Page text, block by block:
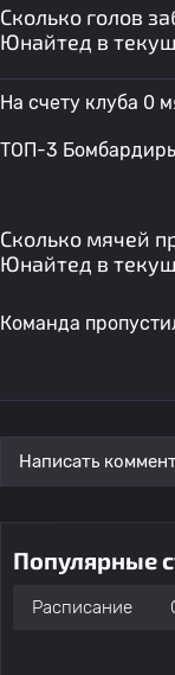
Сколько голов
Юнайтед в
На счету клуба 0
ТОП-3
Сколько мячей
Юнайтед в
Команда
Написать
Популярные
Расписание